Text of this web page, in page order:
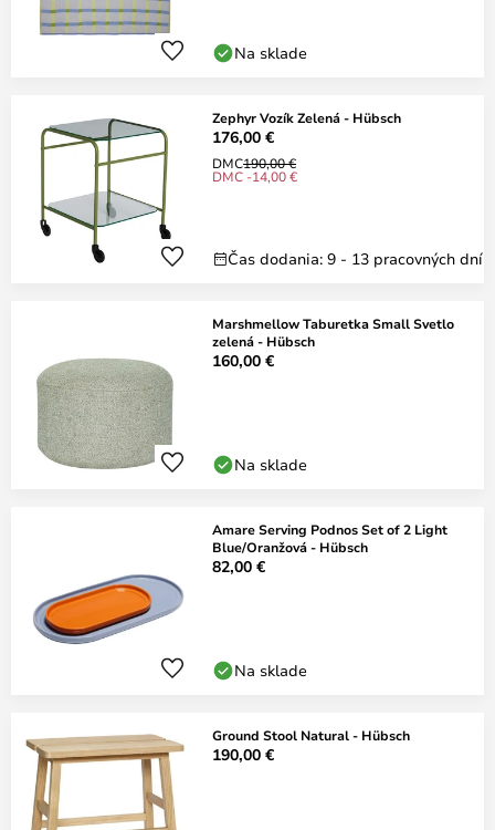
Na sklade
Zephyr Vozík Zelená - Hübsch
176,00 €
DMC190,00 €
DMC -14,00 €
Čas dodania: 9 - 13 pracovných dní
Marshmellow Taburetka Small Svetlo
zelená - Hübsch
160,00 €
Na sklade
Amare Serving Podnos Set of 2 Light
Blue/Oranžová - Hübsch
82,00 €
Na sklade
Ground Stool Natural - Hübsch
190,00 €